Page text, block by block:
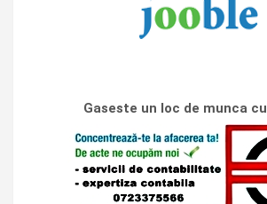
Gaseste un loc de munca cu